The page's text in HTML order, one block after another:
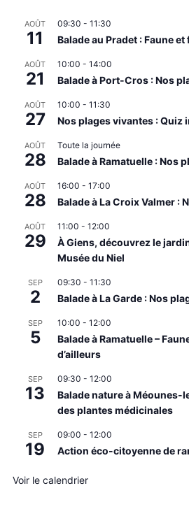
AOÛT
11
09:30 - 11:30
Balade au Pradet : Faune
AOÛT
21
10:00 - 14:00
Balade à Port-Cros : Nos
AOÛT
27
10:00 - 11:30
Nos plages vivantes : Quiz
AOÛT
28
Toute la journée
Balade à Ramatuelle : Nos
AOÛT
28
16:00 - 17:00
Balade à La Croix Valmer :
AOÛT
29
11:00 - 12:00
À Giens, découvrez le
Musée du Niel
SEP
2
09:30 - 11:30
Balade à La Garde : Nos
SEP
5
10:00 - 12:00
Balade à Ramatuelle –
d’ailleurs
SEP
13
09:30 - 12:00
Balade nature à
des plantes médicinales
SEP
19
09:00 - 12:00
Action éco-citoyenne de
Voir le calendrier